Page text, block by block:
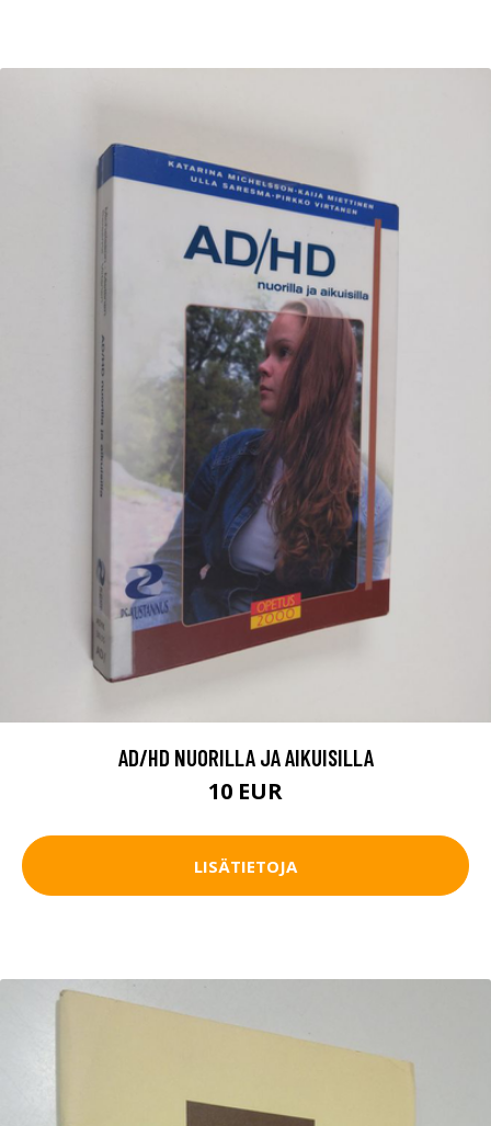
AD/HD NUORILLA JA AIKUISILLA
10 EUR
LISÄTIETOJA